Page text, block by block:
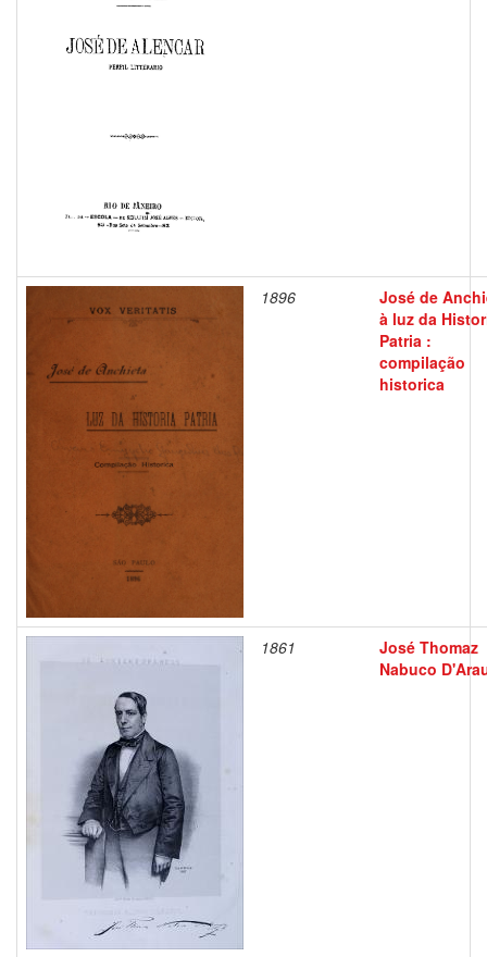
1896
José de
à luz da
Patria :
compilação
historica
1861
José Thomaz
Nabuco